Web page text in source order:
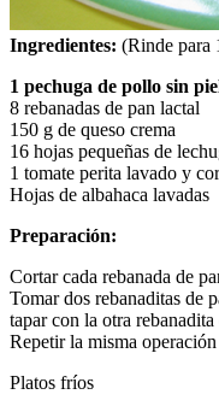
Ingredientes: (Rinde para
1 pechuga de pollo sin
8 rebanadas de pan lactal
150 g de queso crema
16 hojas pequeñas de
1 tomate perita lavado y
Hojas de albahaca lavadas
Preparación:
Cortar cada rebanada de
Tomar dos rebanaditas de
tapar con la otra
Repetir la misma
Platos fríos